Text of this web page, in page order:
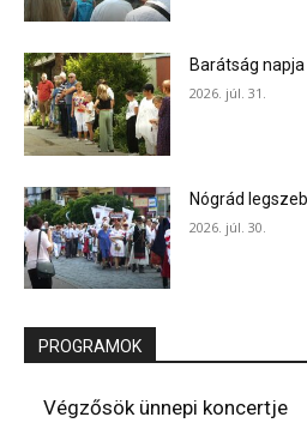
Barátság
2026. júl. 31.
Nógrád
2026. júl. 30.
PROGRAMOK
Végzősök ünnepi koncertje